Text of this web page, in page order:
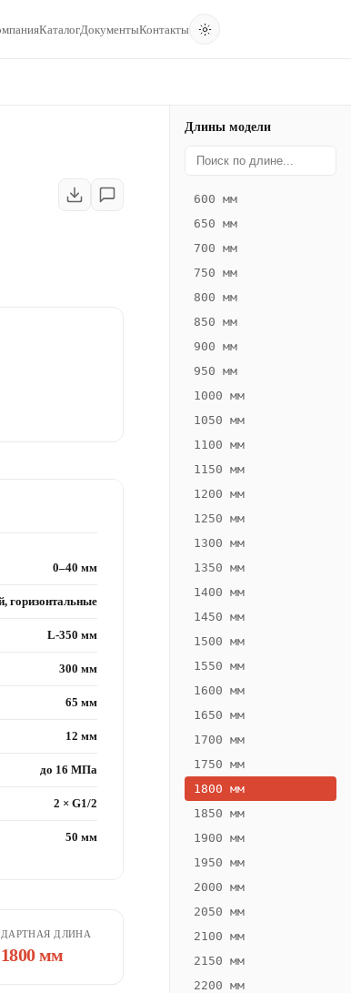
КаталогДокументыКонтакты
0–40 мм
горизонтальные
L-350 мм
300 мм
65 мм
12 мм
до 16 МПа
2 × G1/2
50 мм
ДЛИНА
1800 мм
Длины модели
600 мм
650 мм
700 мм
750 мм
800 мм
850 мм
900 мм
950 мм
1000 мм
1050 мм
1100 мм
1150 мм
1200 мм
1250 мм
1300 мм
1350 мм
1400 мм
1450 мм
1500 мм
1550 мм
1600 мм
1650 мм
1700 мм
1750 мм
1800 мм
1850 мм
1900 мм
1950 мм
2000 мм
2050 мм
2100 мм
2150 мм
2200 мм